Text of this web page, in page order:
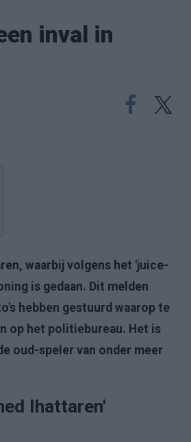
inval in
waarbij volgens het 'juice-
is gedaan. Dit melden
hebben gestuurd waarop te
op het politiebureau. Het is
oud-speler van onder meer
Ihattaren'